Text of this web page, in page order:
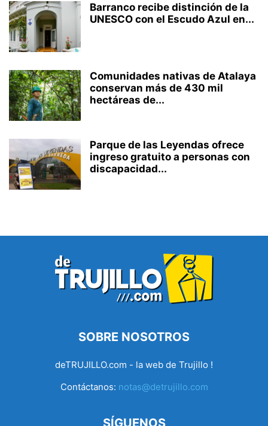
Barranco recibe distinción de la
UNESCO con el Escudo Azul en...
Comunidades nativas de Atalaya
conservan más de 430 mil
hectáreas de...
Parque de las Leyendas ofrece
ingreso gratuito a personas con
discapacidad...
SOBRE NOSOTROS
deTRUJILLO.com - la web de Trujillo !
Contáctanos: notas@detrujillo.com
SÍGUENOS